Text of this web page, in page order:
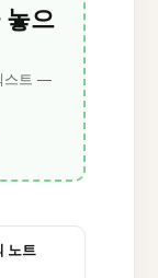
놓으
스트 —
노트